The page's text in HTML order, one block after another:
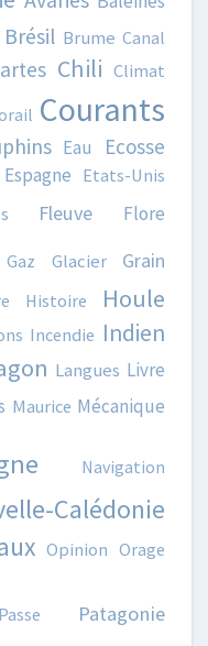
Brésil Brume Canal
Chili Climat
Courants
Eau Ecosse
Espagne Etats-Unis
Fleuve Flore
Gaz Glacier Grain
Histoire Houle
Incendie Indien
Langues Livre
Maurice Mécanique
Navigation
Calédonie
Opinion Orage
Passe Patagonie